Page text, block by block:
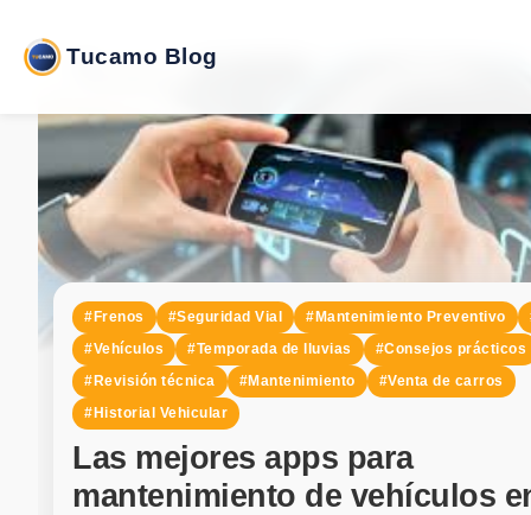
Tucamo Blog
#Frenos #Seguridad Vial #Mantenimiento Preventivo
#Vehículos
#Temporada de lluvias
#Consejos prácticos
#Revisión técnica
#Mantenimiento
#Venta de carros
#Historial Vehicular
Las mejores apps para
mantenimiento de vehículos